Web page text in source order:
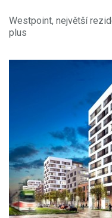
Westpoint, největší
plus